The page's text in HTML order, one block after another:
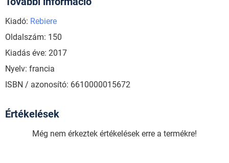
Kiadó: Rebiere
Oldalszám: 150
Kiadás éve: 2017
Nyelv: francia
ISBN / azonosító: 6610000015672
Értékelések
Még nem érkeztek értékelések erre a termékre!